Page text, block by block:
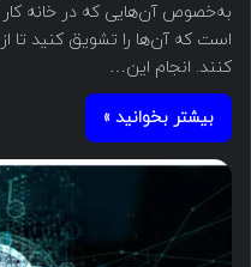
به‌خصوص آن‌هایی که در خانه کار
است که آن‌ها را تشویق کنید تا
کنند. انجام این…
بیشتر بخوانید »